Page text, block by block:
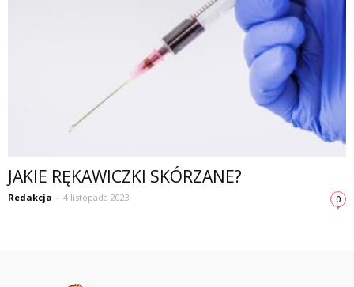
JAKIE RĘKAWICZKI SKÓRZANE?
Redakcja - 4 listopada 2023 0